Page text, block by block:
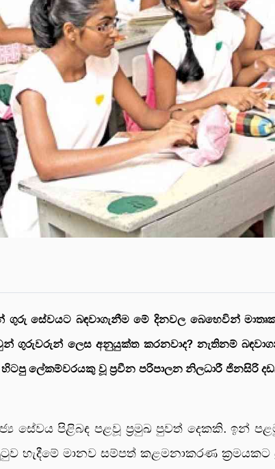
සේවයට බඳවාගැනීම මේ දිනවල බෙහෙවින්
ගුරුවරුන් ලෙස අනුයුක්ත කරනවාද? නැතිනම්
හිටපු ලේකම්වරයකු වූ ප්‍රවීන පරිපාලන නිලධාරී ජිනසිරි
සේවය පිළිබඳ පළවූ ප්‍රමුඛ පුවත් දෙකකි. ඉන්
හැදීමේ මානව සම්පත් කළමනාකරණ